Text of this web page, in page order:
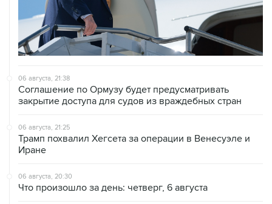
06 августа, 21:38
Соглашение по Ормузу будет предусматривать
закрытие доступа для судов из враждебных стран
06 августа, 21:25
Трамп похвалил Хегсета за операции в Венесуэле и
Иране
06 августа, 20:30
Что произошло за день: четверг, 6 августа